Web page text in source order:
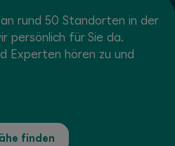
rund 50 Standorten in der
persönlich für Sie da.
Experten hören zu und
finden